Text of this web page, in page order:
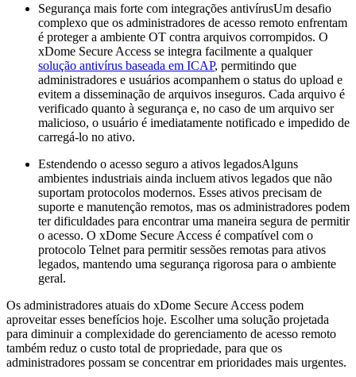
Segurança mais forte com integrações antivírusUm desafio
complexo que os administradores de acesso remoto enfrentam
é proteger a ambiente OT contra arquivos corrompidos. O
xDome Secure Access se integra facilmente a qualquer
solução antivírus baseada em ICAP, permitindo que
administradores e usuários acompanhem o status do upload e
evitem a disseminação de arquivos inseguros. Cada arquivo é
verificado quanto à segurança e, no caso de um arquivo ser
malicioso, o usuário é imediatamente notificado e impedido de
carregá-lo no ativo.
Estendendo o acesso seguro a ativos legadosAlguns
ambientes industriais ainda incluem ativos legados que não
suportam protocolos modernos. Esses ativos precisam de
suporte e manutenção remotos, mas os administradores podem
ter dificuldades para encontrar uma maneira segura de permitir
o acesso. O xDome Secure Access é compatível com o
protocolo Telnet para permitir sessões remotas para ativos
legados, mantendo uma segurança rigorosa para o ambiente
geral.
Os administradores atuais do xDome Secure Access podem
aproveitar esses benefícios hoje. Escolher uma solução projetada
para diminuir a complexidade do gerenciamento de acesso remoto
também reduz o custo total de propriedade, para que os
administradores possam se concentrar em prioridades mais urgentes.